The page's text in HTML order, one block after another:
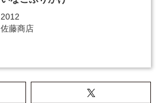
2012
佐藤商店